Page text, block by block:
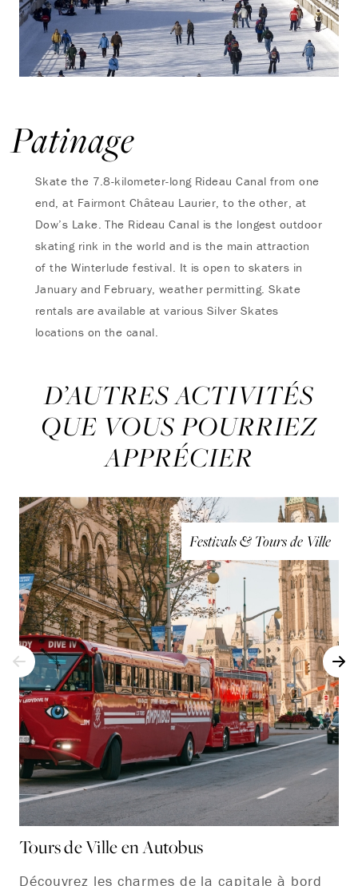
Patinage
Skate the 7.8-kilometer-long Rideau Canal from one
end, at Fairmont Château Laurier, to the other, at
Dow’s Lake. The Rideau Canal is the longest outdoor
skating rink in the world and is the main attraction
of the Winterlude festival. It is open to skaters in
January and February, weather permitting. Skate
rentals are available at various Silver Skates
locations on the canal.
D’AUTRES ACTIVITÉS
QUE VOUS POURRIEZ
APPRÉCIER
Festivals & Tours de Ville
Tours de Ville en Autobus
Découvrez les charmes de la capitale à bord